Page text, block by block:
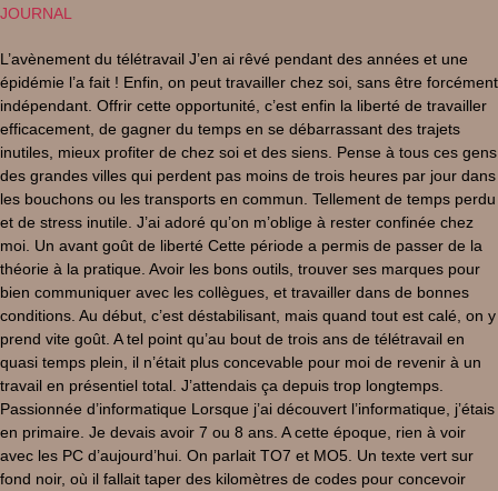
JOURNAL
L’avènement du télétravail J’en ai rêvé pendant des années et une
épidémie l’a fait ! Enfin, on peut travailler chez soi, sans être forcément
indépendant. Offrir cette opportunité, c’est enfin la liberté de travailler
efficacement, de gagner du temps en se débarrassant des trajets
inutiles, mieux profiter de chez soi et des siens. Pense à tous ces gens
des grandes villes qui perdent pas moins de trois heures par jour dans
les bouchons ou les transports en commun. Tellement de temps perdu
et de stress inutile. J’ai adoré qu’on m’oblige à rester confinée chez
moi. Un avant goût de liberté Cette période a permis de passer de la
théorie à la pratique. Avoir les bons outils, trouver ses marques pour
bien communiquer avec les collègues, et travailler dans de bonnes
conditions. Au début, c’est déstabilisant, mais quand tout est calé, on y
prend vite goût. A tel point qu’au bout de trois ans de télétravail en
quasi temps plein, il n’était plus concevable pour moi de revenir à un
travail en présentiel total. J’attendais ça depuis trop longtemps.
Passionnée d’informatique Lorsque j’ai découvert l’informatique, j’étais
en primaire. Je devais avoir 7 ou 8 ans. A cette époque, rien à voir
avec les PC d’aujourd’hui. On parlait TO7 et MO5. Un texte vert sur
fond noir, où il fallait taper des kilomètres de codes pour concevoir